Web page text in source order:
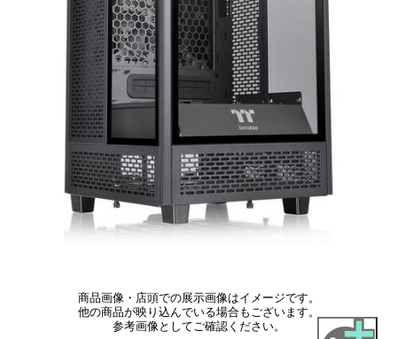
商品画像・店頭での展示画像はイメージです。
他の商品が映り込んでいる場合もございます。
参考画像としてご確認ください。